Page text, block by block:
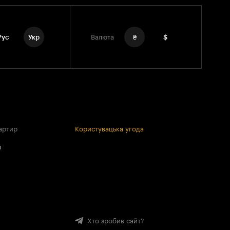
Укр Валюта ₴ $
Користувацька угода
Хто зробив сайт?